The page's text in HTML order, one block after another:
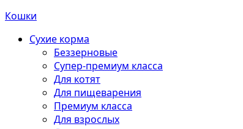
Кошки
Сухие корма
Беззерновые
Супер-премиум класса
Для котят
Для пищеварения
Премиум класса
Для взрослых